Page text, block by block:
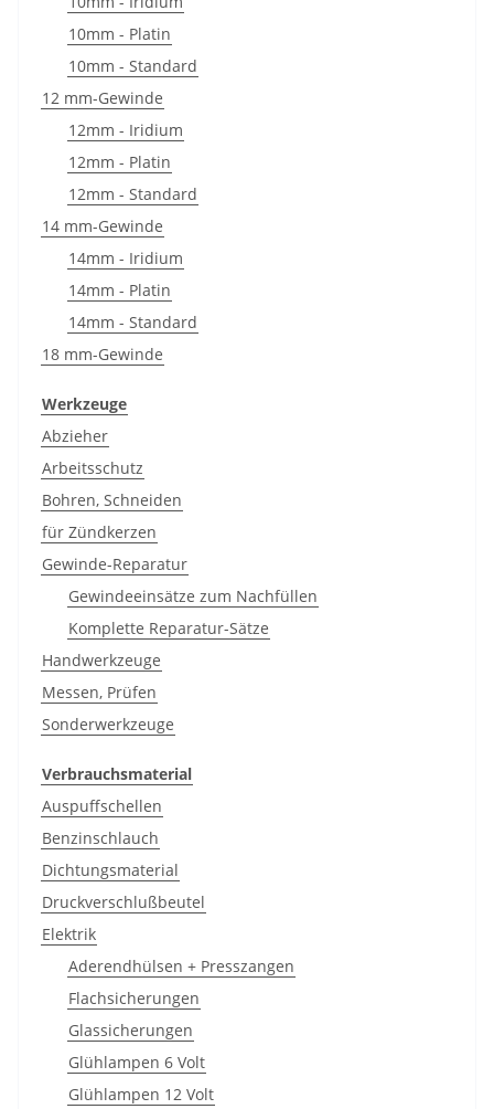
10mm - Platin
10mm - Standard
12 mm-Gewinde
12mm - Iridium
12mm - Platin
12mm - Standard
14 mm-Gewinde
14mm - Iridium
14mm - Platin
14mm - Standard
18 mm-Gewinde
Werkzeuge
Abzieher
Arbeitsschutz
Bohren, Schneiden
für Zündkerzen
Gewinde-Reparatur
Gewindeeinsätze zum Nachfüllen
Komplette Reparatur-Sätze
Handwerkzeuge
Messen, Prüfen
Sonderwerkzeuge
Verbrauchsmaterial
Auspuffschellen
Benzinschlauch
Dichtungsmaterial
Druckverschlußbeutel
Elektrik
Aderendhülsen + Presszangen
Flachsicherungen
Glassicherungen
Glühlampen 6 Volt
Glühlampen 12 Volt